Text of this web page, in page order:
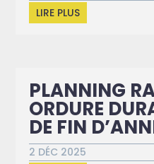
LIRE PLUS
PLANNING
ORDURE
DE FIN
2 DÉC 2025